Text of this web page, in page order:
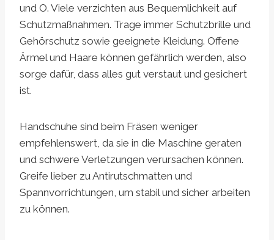
und O. Viele verzichten aus Bequemlichkeit auf
Schutzmaßnahmen. Trage immer Schutzbrille und
Gehörschutz sowie geeignete Kleidung. Offene
Ärmel und Haare können gefährlich werden, also
sorge dafür, dass alles gut verstaut und gesichert
ist.
Handschuhe sind beim Fräsen weniger
empfehlenswert, da sie in die Maschine geraten
und schwere Verletzungen verursachen können.
Greife lieber zu Antirutschmatten und
Spannvorrichtungen, um stabil und sicher arbeiten
zu können.